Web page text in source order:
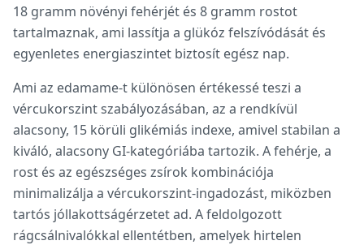
18 gramm növényi fehérjét és 8 gramm rostot
tartalmaznak, ami lassítja a glükóz felszívódását és
egyenletes energiaszintet biztosít egész nap.
Ami az edamame-t különösen értékessé teszi a
vércukorszint szabályozásában, az a rendkívül
alacsony, 15 körüli glikémiás indexe, amivel stabilan a
kiváló, alacsony GI-kategóriába tartozik. A fehérje, a
rost és az egészséges zsírok kombinációja
minimalizálja a vércukorszint-ingadozást, miközben
tartós jóllakottságérzetet ad. A feldolgozott
rágcsálnivalókkal ellentétben, amelyek hirtelen